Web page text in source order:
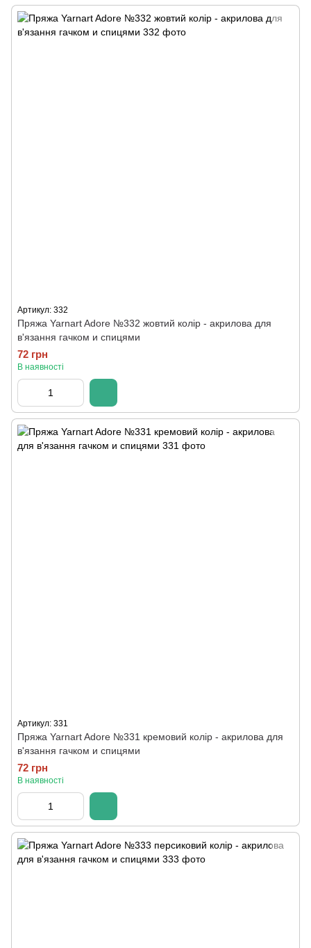
Артикул: 332
Пряжа Yarnart Adore №332 жовтий колір - акрилова для
в'язання гачком и спицями
72 грн
В наявності
Артикул: 331
Пряжа Yarnart Adore №331 кремовий колір - акрилова для
в'язання гачком и спицями
72 грн
В наявності